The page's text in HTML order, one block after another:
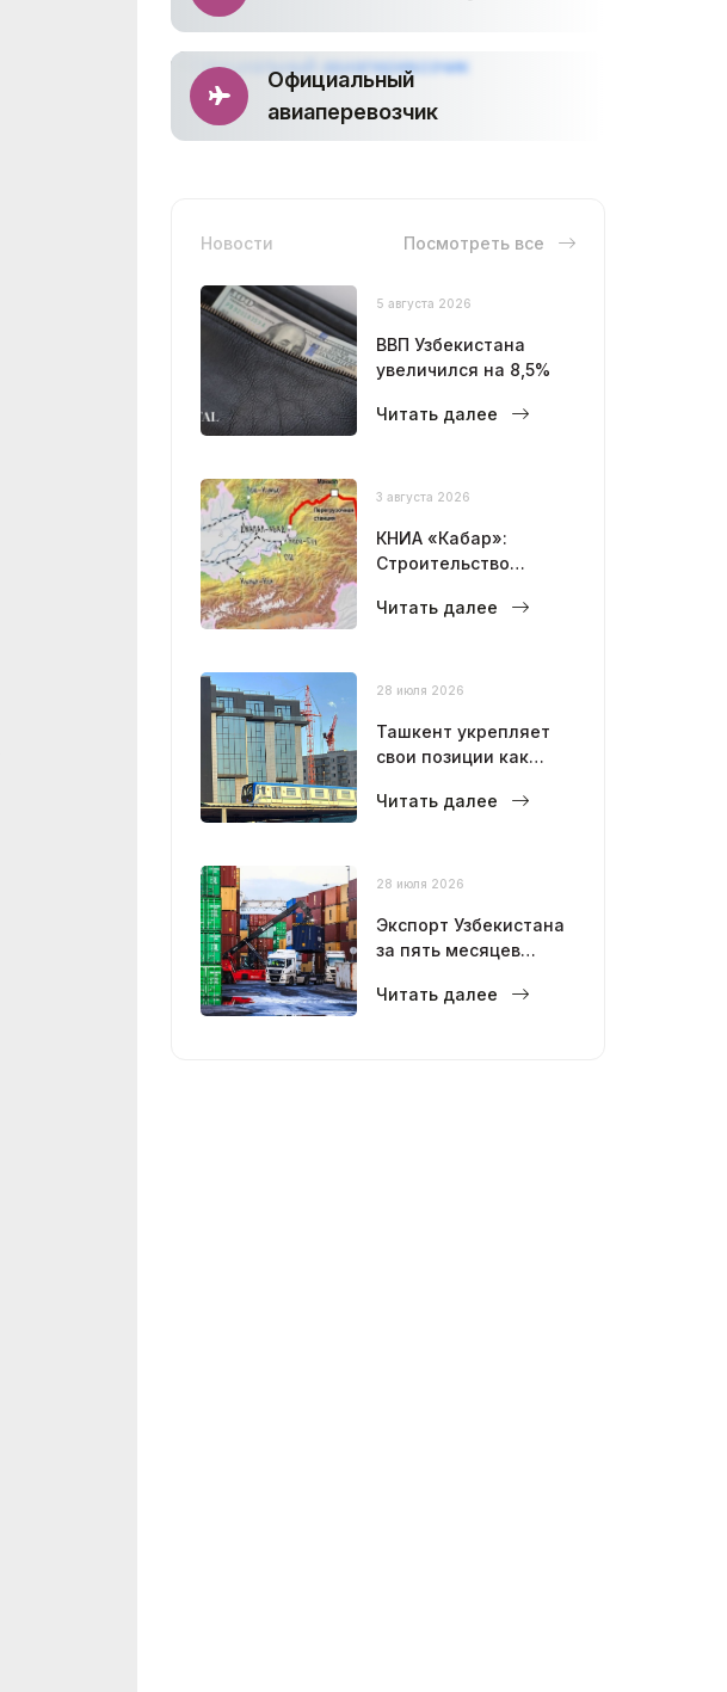
Официальный
авиаперевозчик
Новости Посмотреть все
5 августа 2026
ВВП Узбекистана
увеличился на 8,5%
Читать далее
3 августа 2026
КНИА «Кабар»:
Строительство
Китай–Кыргызстан–
опережением
Читать далее
28 июля 2026
Ташкент укрепляет
свои позиции как
мегаполис
Читать далее
28 июля 2026
Экспорт Узбекистана
за пять месяцев
долларов
Читать далее